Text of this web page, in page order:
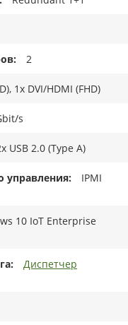
2
1x DVI/HDMI (FHD)
s
USB 2.0 (Type A)
управления
IPMI
10 IoT Enterprise
Диспетчер